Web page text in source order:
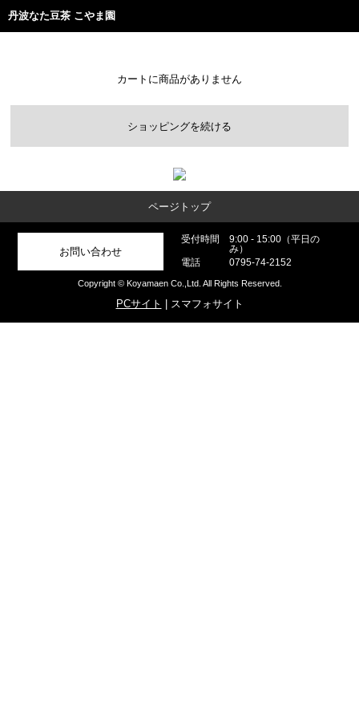
丹波なた豆茶 こやま園
カートに商品がありません
ショッピングを続ける
ページトップ
お問い合わせ
受付時間
9:00 - 15:00（平日の
み）
電話
0795-74-2152
Copyright © Koyamaen Co.,Ltd. All Rights Reserved.
PCサイト | スマフォサイト